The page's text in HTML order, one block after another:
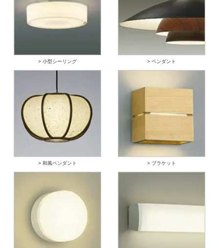
> 小型シーリング > ペンダント
> 和風ペンダント > ブラケット